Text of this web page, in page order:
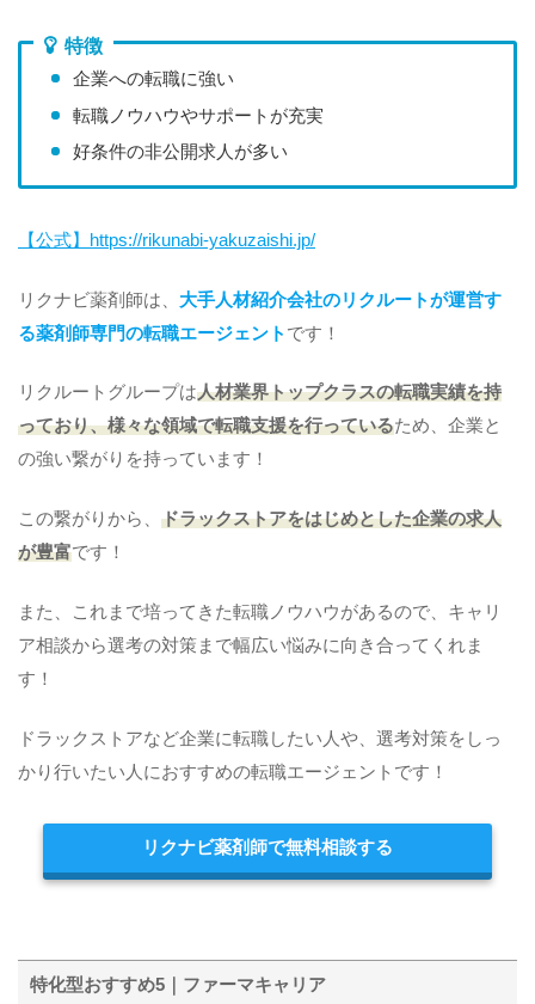
特徴
企業への転職に強い
転職ノウハウやサポートが充実
好条件の非公開求人が多い
【公式】https://rikunabi-yakuzaishi.jp/
リクナビ薬剤師は、 大手人材紹介会社のリクルートが運営す
る薬剤師専門の転職エージェント です！
リクルートグループは人材業界トップクラスの転職実績を持
っており、様々な領域で転職支援を行っているため、企業と
の強い繋がりを持っています！
この繋がりから、 ドラックストアをはじめとした企業の求人
が豊富です！
また、これまで培ってきた転職ノウハウがあるので、キャリ
ア相談から選考の対策まで幅広い悩みに向き合ってくれま
す！
ドラックストアなど企業に転職したい人や、選考対策をしっ
かり行いたい人におすすめの転職エージェントです！
リクナビ薬剤師で無料相談する
特化型おすすめ5｜ファーマキャリア